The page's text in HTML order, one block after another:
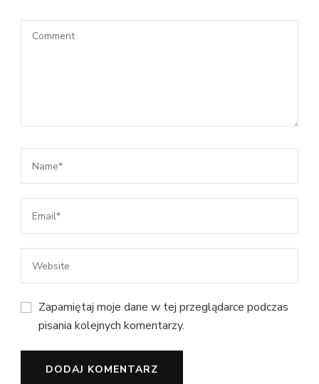
Zapamiętaj moje dane w tej przeglądarce podczas
pisania kolejnych komentarzy.